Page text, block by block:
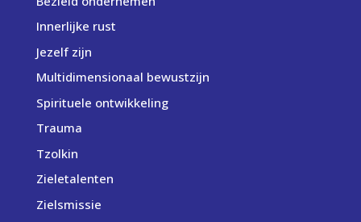
Innerlijke rust
Jezelf zijn
Multidimensionaal bewustzijn
Spirituele ontwikkeling
Trauma
Tzolkin
Zieletalenten
Zielsmissie